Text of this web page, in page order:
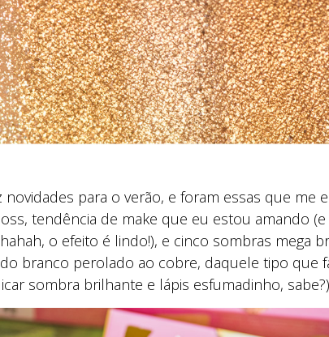
novidades para o verão, e foram essas que me
tendência de make que eu estou amando
o efeito é lindo!), e cinco sombras mega
branco perolado ao cobre, daquele tipo que
sombra brilhante e lápis esfumadinho,